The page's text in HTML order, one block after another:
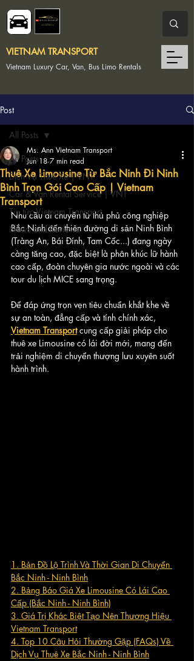
Vietnam Luxury Car, Van, Bus Limo Rentals
VIETNAM TRANSPORT
Post
All Posts
Dịch Vụ Thuê Xe | VNT
Car & Van Rental Service | VNT
Tin tức Vietnam Transport
News and Reviews
All Posts
Thuê Xe Limousine Từ Bắc Ninh Đi Ninh
Bình Trọn Gói Cao Cấp | Vietnam
Transport
Ms. Ann Vietnam Transport
Jun 18 7 min read
Nhu cầu di chuyển từ thủ phủ công nghiệp
Bắc Ninh đến thiên đường di sản Ninh Bình
(Tràng An, Bái Đính, Tam Cốc...) đang ngày
càng tăng cao, đặc biệt là phân khúc lữ hành
cao cấp, đoàn chuyên gia nước ngoài và các
tour du lịch MICE sang trọng.
Để đáp ứng trọn vẹn tiêu chuẩn khắt khe về
sự an toàn, đẳng cấp và tính chính xác,
Vietnam Transport cung cấp giải pháp cho
thuê xe Limousine có lái đời mới, mang đến
trải nghiệm di chuyển thượng lưu xuyên suốt
hành trình.
1. Bản Đồ Lộ Trình Và Thời Gian Di Chuyển
Bắc Ninh - Ninh Bình
2. Bảng Báo Giá Xe Limousine Có Lái Cao
Cấp (Bắc Ninh - Ninh Bình)
3. Giá Trị Khác Biệt Tạo Nên Thương Hiệu
Vietnam Transport
4. Top 10 Câu Hỏi Thường Gặp (FAQs) Về
Dịch Vụ Thuê Xe Bắc Ninh - Ninh Bình